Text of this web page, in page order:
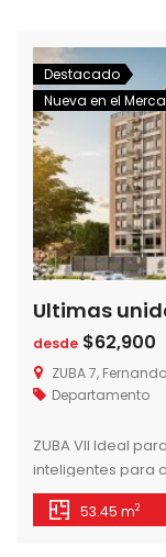
con un gimnasio
Destacado
Nueva en el
desde $62,900
ZUBA 7,
Departamento
ZUBA VII Ideal
inteligentes para
AMENITIES –
Quinchos53.45 m2